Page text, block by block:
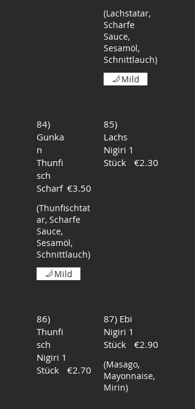
(Lachstatar,
Scharfe
Sauce,
Sesamöl,
Schnittlauch)
Mild
84)
Gunka
n
Thunfi
sch
Scharf
(Thunfischtat
ar, Scharfe
Sauce,
Sesamöl,
Schnittlauch)
€3.50
Mild
85)
Lachs
Nigiri 1
Stück
€2.30
86)
Thunfi
sch
Nigiri 1
Stück
€2.70
87) Ebi
Nigiri 1
Stück
(Masago,
Mayonnaise,
Mirin)
€2.90